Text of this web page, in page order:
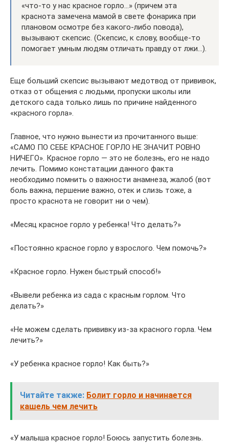
«что-то у нас красное горло…» (причем эта
краснота замечена мамой в свете фонарика при
плановом осмотре без какого-либо повода),
вызывают скепсис. (Скепсис, к слову, вообще-то
помогает умным людям отличать правду от лжи…).
Еще больший скепсис вызывают медотвод от прививок,
отказ от общения с людьми, пропуски школы или
детского сада только лишь по причине найденного
«красного горла».
Главное, что нужно вынести из прочитанного выше:
«САМО ПО СЕБЕ КРАСНОЕ ГОРЛО НЕ ЗНАЧИТ РОВНО
НИЧЕГО». Красное горло — это не болезнь, его не надо
лечить. Помимо констатации данного факта
необходимо помнить о важности анамнеза, жалоб (вот
боль важна, першение важно, отек и слизь тоже, а
просто краснота не говорит ни о чем).
«Месяц красное горло у ребенка! Что делать?»
«Постоянно красное горло у взрослого. Чем помочь?»
«Красное горло. Нужен быстрый способ!»
«Вывели ребенка из сада с красным горлом. Что
делать?»
«Не можем сделать прививку из-за красного горла. Чем
лечить?»
«У ребенка красное горло! Как быть?»
Читайте также: Болит горло и начинается
кашель чем лечить
«У малыша красное горло! Боюсь запустить болезнь.